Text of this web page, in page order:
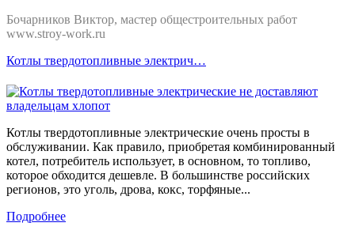
Бочарников Виктор, мастер общестроительных работ
www.stroy-work.ru
Котлы твердотопливные электрич…
Котлы твердотопливные электрические очень просты в
обслуживании. Как правило, приобретая комбинированный
котел, потребитель использует, в основном, то топливо,
которое обходится дешевле. В большинстве российских
регионов, это уголь, дрова, кокс, торфяные...
Подробнее